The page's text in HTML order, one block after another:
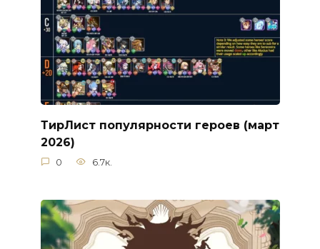
ТирЛист популярности героев (март
2026)
0 6.7к.